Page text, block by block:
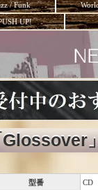
/ Funk
UP!
型番 CD